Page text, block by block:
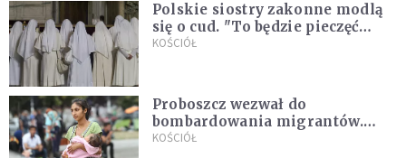
Polskie siostry zakonne modlą
się o cud. "To będzie pieczęć
Pana Boga dla naszej wiary"
KOŚCIÓŁ
Proboszcz wezwał do
bombardowania migrantów.
"Masowy ogień przeciwko
KOŚCIÓŁ